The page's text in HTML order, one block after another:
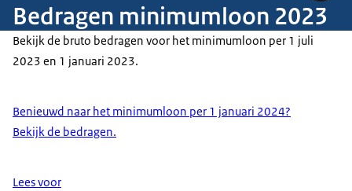
Bedragen minimumloon 2023
Bekijk de bruto bedragen voor het minimumloon per 1 juli
2023 en 1 januari 2023.
Benieuwd naar het minimumloon per 1 januari 2024?
Bekijk de bedragen.
Lees voor